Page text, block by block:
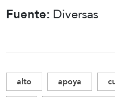
Fuente:Diversas
alto apoya